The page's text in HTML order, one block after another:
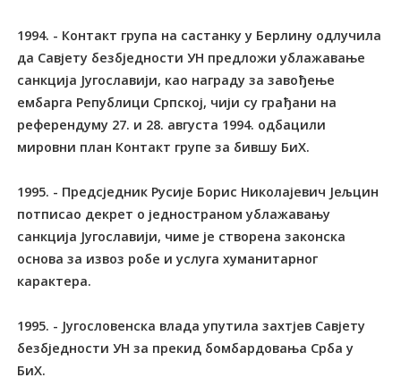
1994. - Контакт група на састанку у Берлину одлучила
да Савјету безбједности УН предложи ублажавање
санкција Југославији, као награду за завођење
ембарга Републици Српској, чији су грађани на
референдуму 27. и 28. августа 1994. одбацили
мировни план Контакт групе за бившу БиХ.
1995. - Предсједник Русије Борис Николајевич Јељцин
потписао декрет о једностраном ублажавању
санкција Југославији, чиме је створена законска
основа за извоз робе и услуга хуманитарног
карактера.
1995. - Југословенска влада упутила захтјев Савјету
безбједности УН за прекид бомбардовања Срба у
БиХ.